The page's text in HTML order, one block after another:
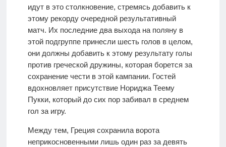
идут в это столкновение, стремясь добавить к
этому рекорду очередной результативный
матч. Их последние два выхода на поляну в
этой подгруппе принесли шесть голов в целом,
они должны добавить к этому результату голы
против греческой дружины, которая борется за
сохранение чести в этой кампании. Гостей
вдохновляет присутствие Нориджа Теему
Пукки, который до сих пор забивал в среднем
гол за игру.
Между тем, Греция сохранила ворота
неприкосновенными лишь один раз за девять